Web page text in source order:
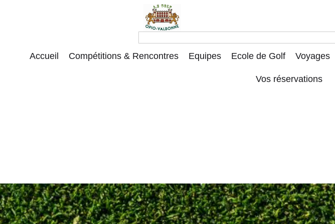
Accueil Compétitions & Rencontres Equipes Ecole de Golf Voyages
Vos réservations